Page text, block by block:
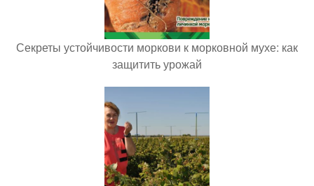
Секреты устойчивости моркови к морковной мухе: как
защитить урожай